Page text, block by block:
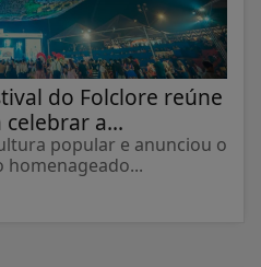
do Folclore reúne
a...
popular e anunciou o
homenageado...